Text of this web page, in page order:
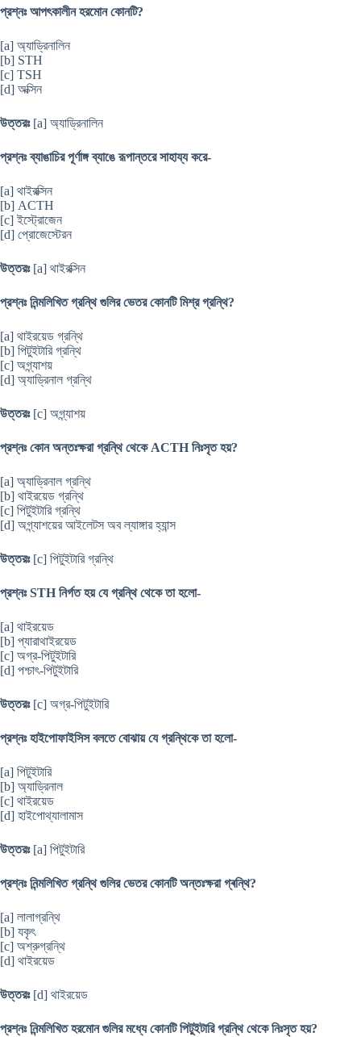
প্রশ্নঃ আপৎকালীন হরমোন কোনটি?
[a] অ্যাড্রিনালিন
[b] STH
[c] TSH
[d] অক্সিন
উত্তরঃ [a] অ্যাড্রিনালিন
প্রশ্নঃ ব্যাঙাচির পূর্ণাঙ্গ ব্যাঙে রূপান্তরে সাহায্য করে-
[a] থাইরক্সিন
[b] ACTH
[c] ইস্ট্রোজেন
[d] প্রোজেস্টেরন
উত্তরঃ [a] থাইরক্সিন
প্রশ্নঃ নিন্মলিখিত গ্রন্থি গুলির ভেতর কোনটি মিশ্র গ্রন্থি?
[a] থাইরয়েড গ্রন্থি
[b] পিটুইটারি গ্রন্থি
[c] অগ্ন্যাশয়
[d] অ্যাড্রিনাল গ্রন্থি
উত্তরঃ[c] অগ্ন্যাশয়
প্রশ্নঃ কোন অন্তঃক্ষরা গ্রন্থি থেকে ACTH নিঃসৃত হয়?
[a] অ্যাড্রিনাল গ্রন্থি
[b] থাইরয়েড গ্রন্থি
[c] পিটুইটারি গ্রন্থি
[d] অগ্ন্যাশয়ের আইলেটস অব ল্যাঙ্গার হ্যান্স
উত্তরঃ [c] পিটুইটারি গ্রন্থি
প্রশ্নঃ STH নির্গত হয় যে গ্রন্থি থেকে তা হলো-
[a] থাইরয়েড
[b] প্যারাথাইরয়েড
[c] অগ্র-পিটুইটারি
[d] পশ্চাৎ-পিটুইটারি
উত্তরঃ [c] অগ্র-পিটুইটারি
প্রশ্নঃ হাইপোফাইসিস বলতে বোঝায় যে গ্রন্থিকে তা হলো-
[a] পিটুইটারি
[b] অ্যাড্রিনাল
[c] থাইরয়েড
[d] হাইপোথ্যালামাস
উত্তরঃ [a] পিটুইটারি
প্রশ্নঃ নিন্মলিখিত গ্রন্থি গুলির ভেতর কোনটি অন্তঃক্ষরা গ্ৰন্থি?
[a] লালাগ্রন্থি
[b] যকৃৎ
[c] অশ্রুগ্রন্থি
[d] থাইরয়েড
উত্তরঃ[d] থাইরয়েড
প্রশ্নঃ নিন্মলিখিত হরমোন গুলির মধ্যে কোনটি পিটুইটারি গ্রন্থি থেকে নিঃসৃত হয়?